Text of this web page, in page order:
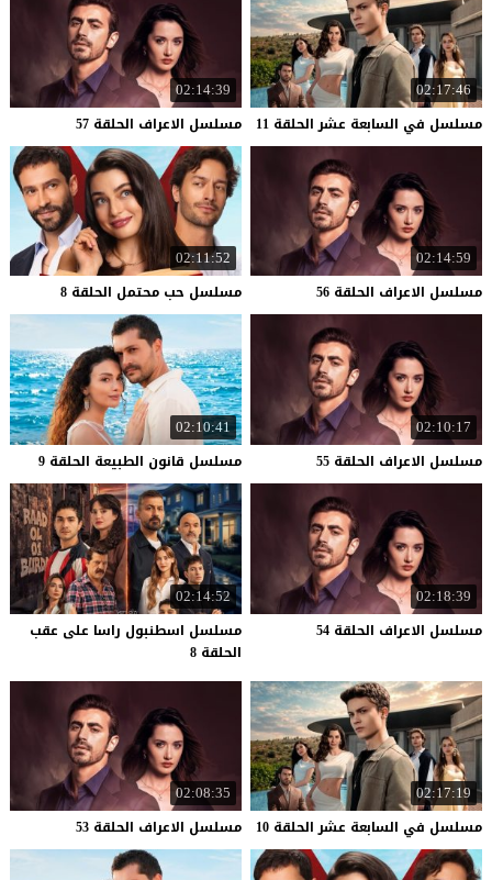
02:17:46
مسلسل في السابعة عشر الحلقة 11
02:14:39
مسلسل الاعراف الحلقة 57
02:14:59
مسلسل الاعراف الحلقة 56
02:11:52
مسلسل حب محتمل الحلقة 8
02:10:17
مسلسل الاعراف الحلقة 55
02:10:41
مسلسل قانون الطبيعة الحلقة 9
02:18:39
مسلسل الاعراف الحلقة 54
02:14:52
مسلسل اسطنبول راسا على عقب
الحلقة 8
02:17:19
مسلسل في السابعة عشر الحلقة 10
02:08:35
مسلسل الاعراف الحلقة 53